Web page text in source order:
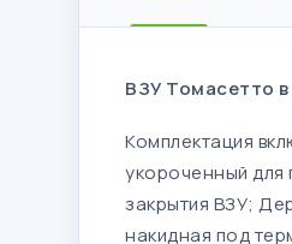
ВЗУ Томасетто
Комплектация
укороченный для
закрытия ВЗУ;
накидная под